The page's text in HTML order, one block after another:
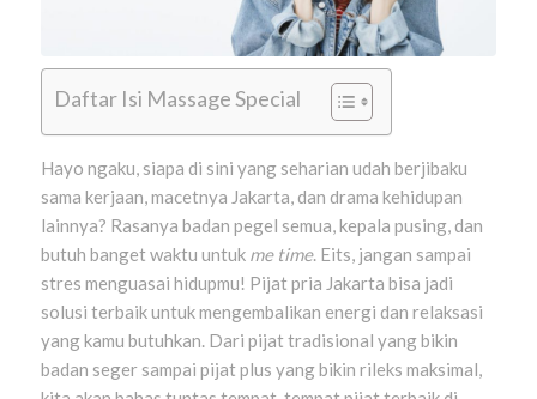
Daftar Isi Massage Special
Hayo ngaku, siapa di sini yang seharian udah berjibaku
sama kerjaan, macetnya Jakarta, dan drama kehidupan
lainnya? Rasanya badan pegel semua, kepala pusing, dan
butuh banget waktu untuk me time. Eits, jangan sampai
stres menguasai hidupmu! Pijat pria Jakarta bisa jadi
solusi terbaik untuk mengembalikan energi dan relaksasi
yang kamu butuhkan. Dari pijat tradisional yang bikin
badan seger sampai pijat plus yang bikin rileks maksimal,